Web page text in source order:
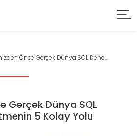
Önce Gerçek Dünya SQL Dene...
Gerçek Dünya SQL
5 Kolay Yolu